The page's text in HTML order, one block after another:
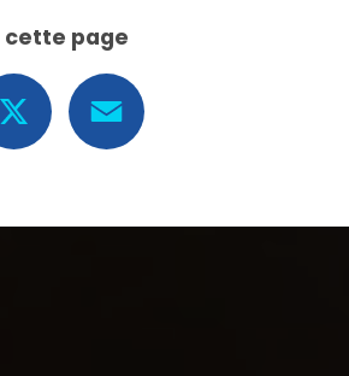
cette page